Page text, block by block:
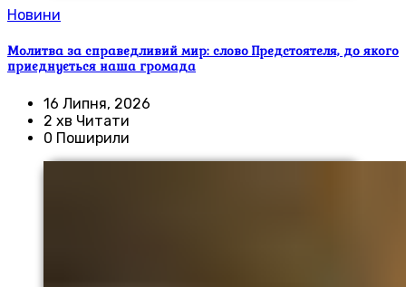
Новини
Молитва за справедливий мир: слово Предстоятеля, до якого
приєднується наша громада
16 Липня, 2026
2 хв Читати
0 Поширили